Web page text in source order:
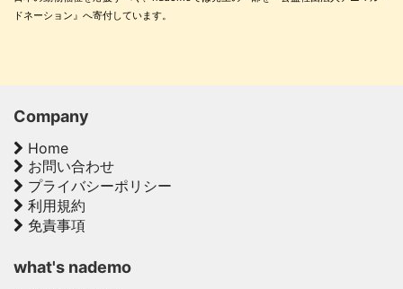
ドネーション』へ寄付しています。
Company
Home
お問い合わせ
プライバシーポリシー
利用規約
免責事項
what's nademo